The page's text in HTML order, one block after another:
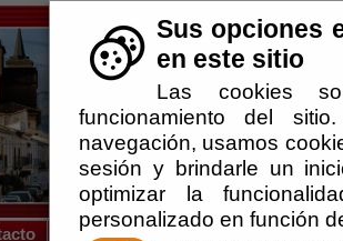
Sus opciones
en este sitio
Las cookies
funcionamiento del
navegación, usamos
sesión y brindarle un
optimizar la
personalizado en función